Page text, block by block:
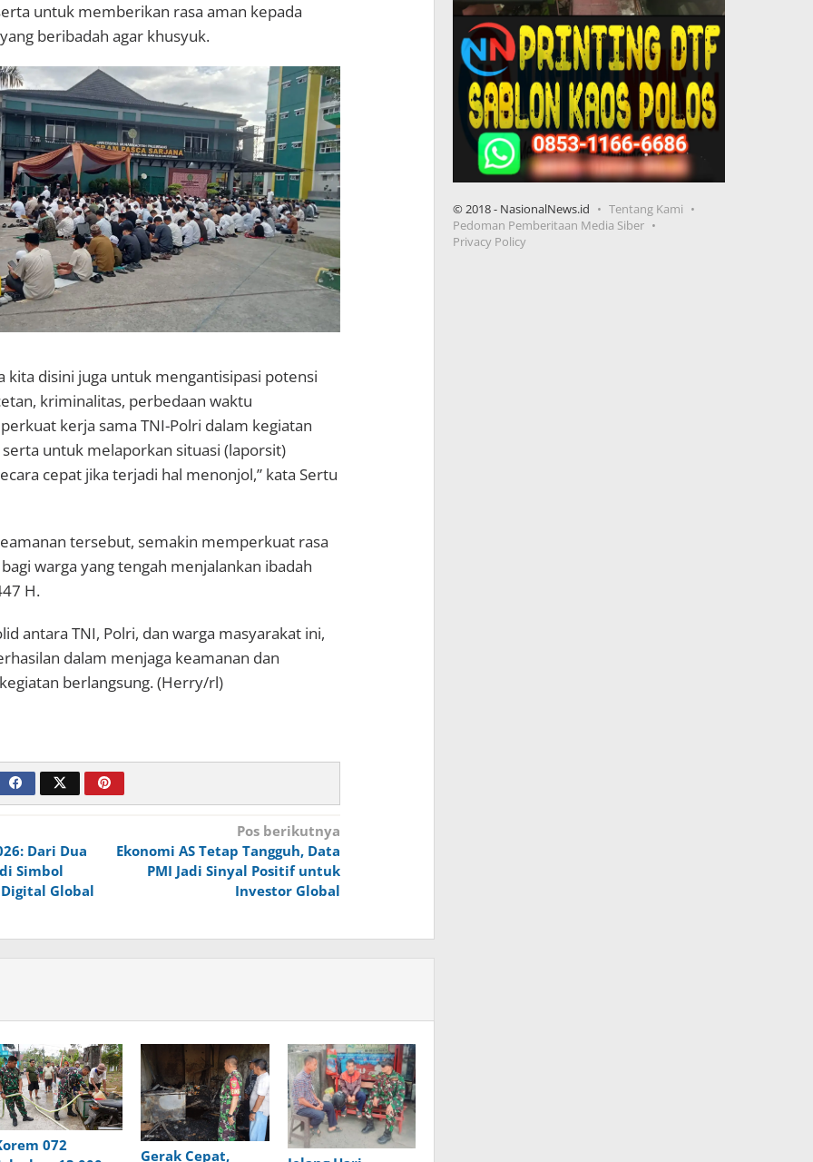
untuk memberikan rasa aman kepada
beribadah agar khusyuk.
kita disini juga untuk mengantisipasi potensi
kriminalitas, perbedaan waktu
kerja sama TNI-Polri dalam kegiatan
untuk melaporkan situasi (laporsit)
cepat jika terjadi hal menonjol,” kata Sertu
tersebut, semakin memperkuat rasa
warga yang tengah menjalankan ibadah
H.
antara TNI, Polri, dan warga masyarakat ini,
dalam menjaga keamanan dan
berlangsung. (Herry/rl)
Dari Dua
Simbol
Global
Pos berikutnya
Ekonomi AS Tetap Tangguh, Data
PMI Jadi Sinyal Positif untuk
Investor Global
072
Gerak Cepat,
© 2018 - NasionalNews.id
Tentang Kami
Pedoman Pemberitaan Media Siber
Privacy Policy